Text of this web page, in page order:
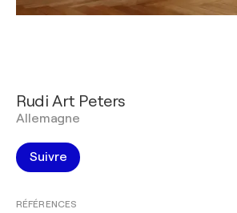
Rudi Art Peters
Allemagne
Suivre
RÉFÉRENCES